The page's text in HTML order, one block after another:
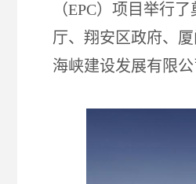
（EPC）项目举行
厅、翔安区政府、
海峡建设发展有限